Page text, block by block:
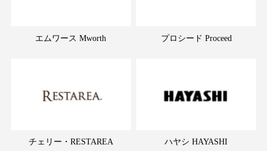
エムワース Mworth プロシード Proceed
チェリー・RESTAREA ハヤシ HAYASHI